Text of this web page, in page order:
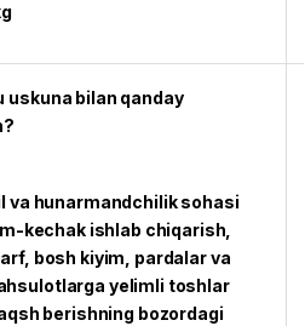
uskuna bilan qanday
va hunarmandchilik sohasi
kechak ishlab chiqarish,
bosh kiyim, pardalar va
yelimli toshlar
berishning bozordagi